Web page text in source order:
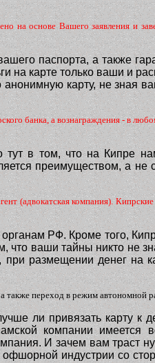
на основе Вашего заявления и
паспорта, а также
на карте только ваши и
анонимную карту, не зная
банка, а вознаграждения - в
в том, что на Кипре
преимуществом, а не
(адвокатская компания).
РФ. Кроме того,
ваши тайны никто не
размещении денег на
также переход в режим автономной
ли привязать карту к
компании имеется
И зачем вам траст
индустрии со